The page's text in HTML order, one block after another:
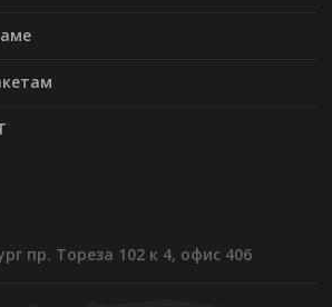
пр. Тореза 102 к 4, офис 406